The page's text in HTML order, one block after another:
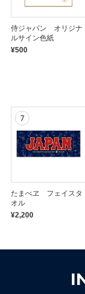
探偵コナン」ミニキャ
侍ジャパン オリジナ
ルサイン色紙
¥500
たまべヱ フェイスタ
オル
¥2,200